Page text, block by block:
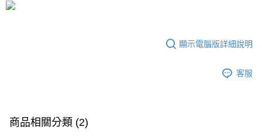
顯示電腦版詳細說明
客服
商品相關分類 (2)